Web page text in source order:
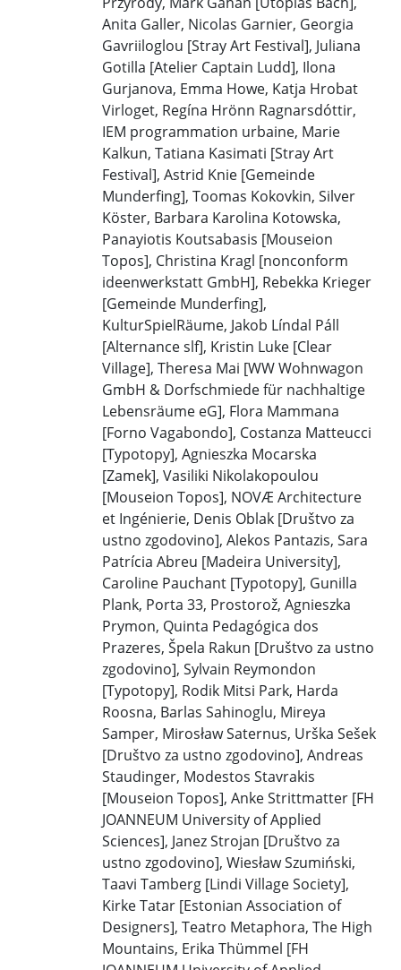
Anita Galler, Nicolas Garnier, Georgia
Gavriiloglou [Stray Art Festival], Juliana
Gotilla [Atelier Captain Ludd], Ilona
Gurjanova, Emma Howe, Katja Hrobat
Virloget, Regína Hrönn Ragnarsdóttir,
IEM programmation urbaine, Marie
Kalkun, Tatiana Kasimati [Stray Art
Festival], Astrid Knie [Gemeinde
Munderfing], Toomas Kokovkin, Silver
Köster, Barbara Karolina Kotowska,
Panayiotis Koutsabasis [Mouseion
Topos], Christina Kragl [nonconform
ideenwerkstatt GmbH], Rebekka Krieger
[Gemeinde Munderfing],
KulturSpielRäume, Jakob Líndal Páll
[Alternance slf], Kristin Luke [Clear
Village], Theresa Mai [WW Wohnwagon
GmbH & Dorfschmiede für nachhaltige
Lebensräume eG], Flora Mammana
[Forno Vagabondo], Costanza Matteucci
[Typotopy], Agnieszka Mocarska
[Zamek], Vasiliki Nikolakopoulou
[Mouseion Topos], NOVÆ Architecture
et Ingénierie, Denis Oblak [Društvo za
ustno zgodovino], Alekos Pantazis, Sara
Patrícia Abreu [Madeira University],
Caroline Pauchant [Typotopy], Gunilla
Plank, Porta 33, Prostorož, Agnieszka
Prymon, Quinta Pedagógica dos
Prazeres, Špela Rakun [Društvo za ustno
zgodovino], Sylvain Reymondon
[Typotopy], Rodik Mitsi Park, Harda
Roosna, Barlas Sahinoglu, Mireya
Samper, Mirosław Saternus, Urška Sešek
[Društvo za ustno zgodovino], Andreas
Staudinger, Modestos Stavrakis
[Mouseion Topos], Anke Strittmatter [FH
JOANNEUM University of Applied
Sciences], Janez Strojan [Društvo za
ustno zgodovino], Wiesław Szumiński,
Taavi Tamberg [Lindi Village Society],
Kirke Tatar [Estonian Association of
Designers], Teatro Metaphora, The High
Mountains, Erika Thümmel [FH